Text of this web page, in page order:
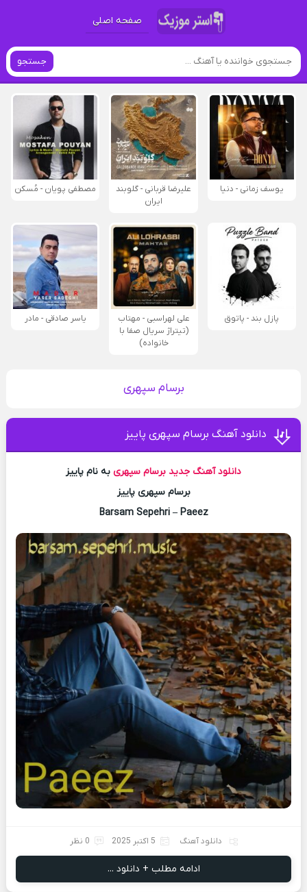
صفحه اصلی
جستجو
یوسف زمانی - دنیا
علیرضا قربانی - گلوبند
ایران
مصطفی پویان - مُسکن
پازل بند - پاتوق
علی لهراسبی - مهتاب
(تیتراژ سریال صفا با
خانواده)
یاسر صادقی - مادر
برسام سپهری
دانلود آهنگ برسام سپهری پاییز
دانلود آهنگ جدید برسام سپهری به نام پاییز
برسام سپهری پاییز
Barsam Sepehri – Paeez
دانلود آهنگ 5 اکتبر 2025 0 نظر
ادامه مطلب + دانلود ...